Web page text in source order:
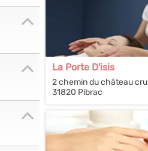
La Porte D'isis
2 chemin du château cru
31820 Pibrac